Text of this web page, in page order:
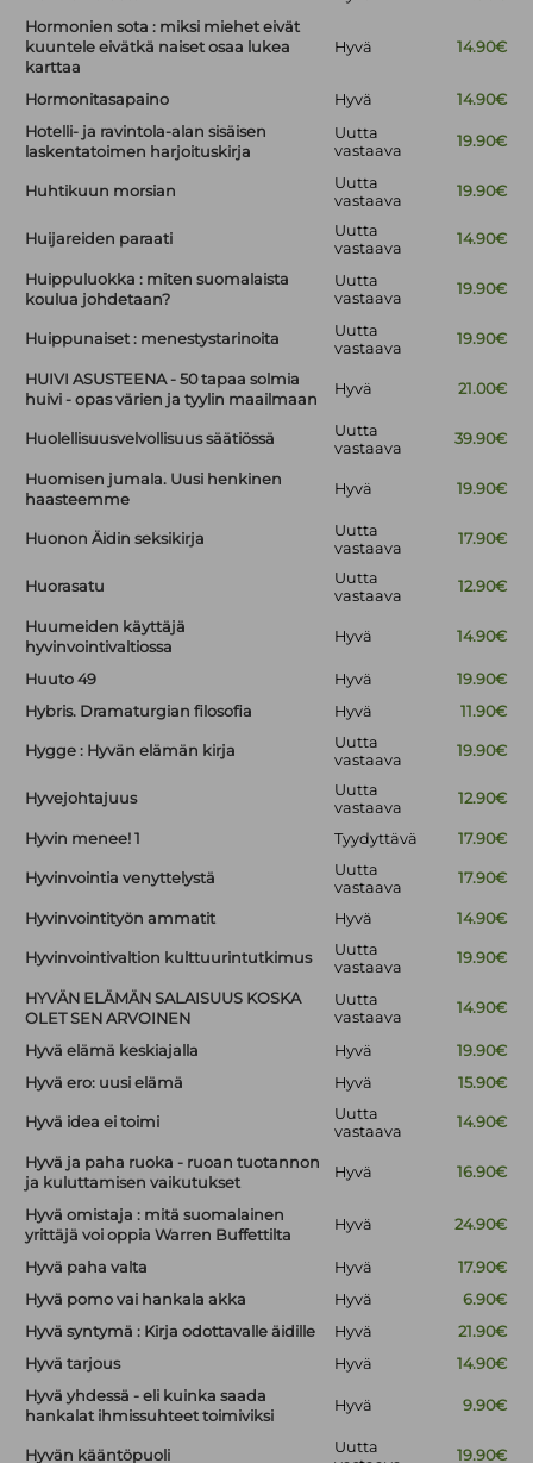
Hormonien sota : miksi miehet eivät
kuuntele eivätkä naiset osaa lukea
karttaa
Hyvä 14.90€
Hormonitasapaino Hyvä
14.90€
Hotelli- ja ravintola-alan sisäisen
laskentatoimen harjoituskirja
Uutta
vastaava
19.90€
Huhtikuun morsian
Uutta
vastaava
19.90€
Huijareiden paraati
Uutta
vastaava
14.90€
Huippuluokka : miten suomalaista
koulua johdetaan?
Uutta
vastaava
19.90€
Huippunaiset : menestystarinoita
Uutta
vastaava
19.90€
HUIVI ASUSTEENA - 50 tapaa solmia
huivi - opas värien ja tyylin maailmaan
Hyvä 21.00€
Huolellisuusvelvollisuus säätiössä
Uutta
vastaava
39.90€
Huomisen jumala. Uusi henkinen
haasteemme
Hyvä 19.90€
Huonon Äidin seksikirja
Uutta
vastaava
17.90€
Huorasatu
Uutta
vastaava
12.90€
Huumeiden käyttäjä
hyvinvointivaltiossa
Hyvä 14.90€
Huuto 49 Hyvä
19.90€
Hybris. Dramaturgian filosofia
Hyvä 11.90€
Hygge : Hyvän elämän kirja
Uutta
vastaava
19.90€
Hyvejohtajuus
Uutta
vastaava
12.90€
Hyvin menee! 1 Tyydyttävä 17.90€
Hyvinvointia venyttelystä
Uutta
vastaava
17.90€
Hyvinvointityön ammatit Hyvä 14.90€
Hyvinvointivaltion kulttuurintutkimus
Uutta
vastaava
19.90€
HYVÄN ELÄMÄN SALAISUUS KOSKA
OLET SEN ARVOINEN
Uutta
vastaava
14.90€
Hyvä elämä keskiajalla Hyvä
19.90€
Hyvä ero: uusi elämä
Hyvä 15.90€
Hyvä idea ei toimi
Uutta
vastaava
14.90€
Hyvä ja paha ruoka - ruoan tuotannon
ja kuluttamisen vaikutukset
Hyvä 16.90€
Hyvä omistaja : mitä suomalainen
yrittäjä voi oppia Warren Buffettilta
Hyvä 24.90€
Hyvä paha valta Hyvä
17.90€
Hyvä pomo vai hankala akka
Hyvä
6.90€
Hyvä syntymä : Kirja odottavalle äidille
Hyvä
21.90€
Hyvä tarjous
Hyvä
14.90€
Hyvä yhdessä - eli kuinka saada
hankalat ihmissuhteet toimiviksi
Hyvä 9.90€
Hyvän kääntöpuoli
Uutta
19.90€